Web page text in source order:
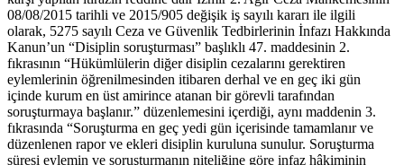
08/08/2015 tarihli ve 2015/905 değişik iş sayılı kararı ile ilgili
olarak, 5275 sayılı Ceza ve Güvenlik Tedbirlerinin İnfazı Hakkında
Kanun’un “Disiplin soruşturması” başlıklı 47. maddesinin 2.
fıkrasının “Hükümlülerin diğer disiplin cezalarını gerektiren
eylemlerinin öğrenilmesinden itibaren derhal ve en geç iki gün
içinde kurum en üst amirince atanan bir görevli tarafından
soruşturmaya başlanır.” düzenlemesini içerdiği, aynı maddenin 3.
fıkrasında “Soruşturma en geç yedi gün içerisinde tamamlanır ve
düzenlenen rapor ve ekleri disiplin kuruluna sunulur. Soruşturma
süresi eylemin ve soruşturmanın niteliğine göre infaz hâkiminin